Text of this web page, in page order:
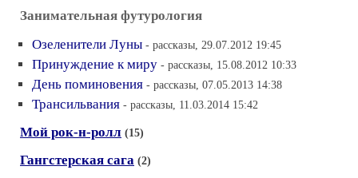
Занимательная футурология
Озеленители Луны - рассказы, 29.07.2012 19:45
Принуждение к миру - рассказы, 15.08.2012 10:33
День поминовения - рассказы, 07.05.2013 14:38
Трансильвания - рассказы, 11.03.2014 15:42
Мой рок-н-ролл (15)
Гангстерская сага (2)